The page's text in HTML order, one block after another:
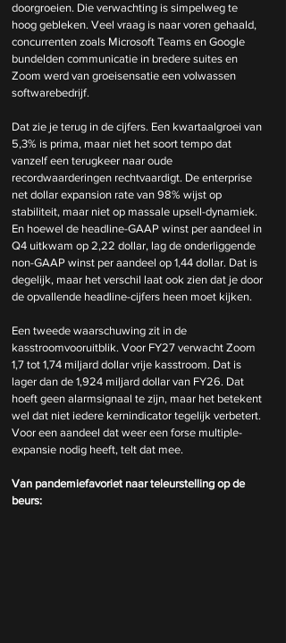
doorgroeien. Die verwachting is simpelweg te
hoog gebleken. Veel vraag is naar voren gehaald,
concurrenten zoals Microsoft Teams en Google
bundelden communicatie in bredere suites en
Zoom werd van groeisensatie een volwassen
softwarebedrijf.
Dat zie je terug in de cijfers. Een kwartaalgroei van
5,3% is prima, maar niet het soort tempo dat
vanzelf een terugkeer naar oude
recordwaarderingen rechtvaardigt. De enterprise
net dollar expansion rate van 98% wijst op
stabiliteit, maar niet op massale upsell-dynamiek.
En hoewel de headline-GAAP winst per aandeel in
Q4 uitkwam op 2,22 dollar, lag de onderliggende
non-GAAP winst per aandeel op 1,44 dollar. Dat is
degelijk, maar het verschil laat ook zien dat je door
de opvallende headline-cijfers heen moet kijken.
Een tweede waarschuwing zit in de
kasstroomvooruitblik. Voor FY27 verwacht Zoom
1,7 tot 1,74 miljard dollar vrije kasstroom. Dat is
lager dan de 1,924 miljard dollar van FY26. Dat
hoeft geen alarmsignaal te zijn, maar het betekent
wel dat niet iedere kernindicator tegelijk verbetert.
Voor een aandeel dat weer een forse multiple-
expansie nodig heeft, telt dat mee.
Van pandemiefavoriet naar teleurstelling op de
beurs: